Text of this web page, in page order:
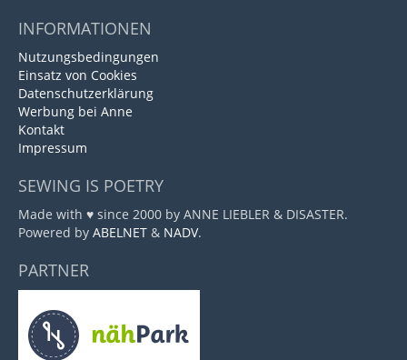
INFORMATIONEN
Nutzungsbedingungen
Einsatz von Cookies
Datenschutzerklärung
Werbung bei Anne
Kontakt
Impressum
SEWING IS POETRY
Made with ♥ since 2000 by ANNE LIEBLER & DISASTER.
Powered by ABELNET & NADV.
PARTNER